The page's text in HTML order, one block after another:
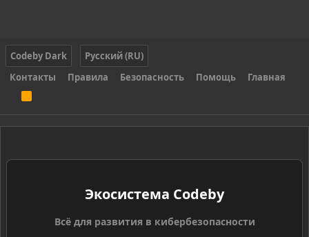
Codeby Dark
Русский (RU)
Контакты
Правила Безопасность Помощь Главная
S
Экосистема Codeby
Всё для развития в кибербезопасности